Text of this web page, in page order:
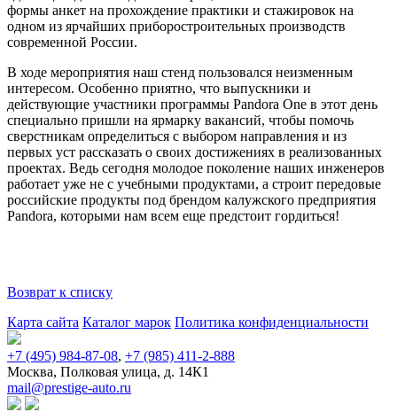
формы анкет на прохождение практики и стажировок на
одном из ярчайших приборостроительных производств
современной России.
В ходе мероприятия наш стенд пользовался неизменным
интересом. Особенно приятно, что выпускники и
действующие участники программы Pandora One в этот день
специально пришли на ярмарку вакансий, чтобы помочь
сверстникам определиться с выбором направления и из
первых уст рассказать о своих достижениях в реализованных
проектах. Ведь сегодня молодое поколение наших инженеров
работает уже не с учебными продуктами, а строит передовые
российские продукты под брендом калужского предприятия
Pandora, которыми нам всем еще предстоит гордиться!
Возврат к списку
Карта сайта Каталог марок Политика конфиденциальности
+7 (495) 984-87-08, +7 (985) 411-2-888
Москва, Полковая улица, д. 14К1
mail@prestige-auto.ru